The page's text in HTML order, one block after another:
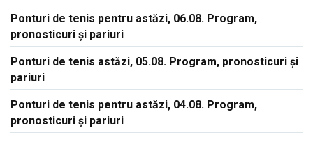
Ponturi de tenis pentru astăzi, 06.08. Program,
pronosticuri și pariuri
Ponturi de tenis astăzi, 05.08. Program, pronosticuri și
pariuri
Ponturi de tenis pentru astăzi, 04.08. Program,
pronosticuri și pariuri